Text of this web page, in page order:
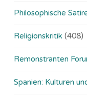
Philosophische
Religionskritik (408)
Remonstranten
Spanien: Kulturen